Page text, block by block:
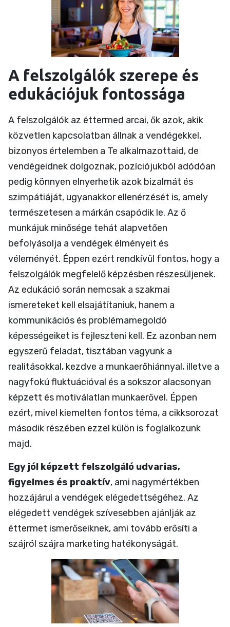
A felszolgálók szerepe és
edukációjuk fontossága
A felszolgálók az éttermed arcai, ők azok, akik
közvetlen kapcsolatban állnak a vendégekkel,
bizonyos értelemben a Te alkalmazottaid, de
vendégeidnek dolgoznak, pozíciójukból adódóan
pedig könnyen elnyerhetik azok bizalmát és
szimpátiáját, ugyanakkor ellenérzését is, amely
természetesen a márkán csapódik le. Az ő
munkájuk minősége tehát alapvetően
befolyásolja a vendégek élményeit és
véleményét. Éppen ezért rendkívül fontos, hogy a
felszolgálók megfelelő képzésben részesüljenek.
Az edukáció során nemcsak a szakmai
ismereteket kell elsajátítaniuk, hanem a
kommunikációs és problémamegoldó
képességeiket is fejleszteni kell. Ez azonban nem
egyszerű feladat, tisztában vagyunk a
realitásokkal, kezdve a munkaerőhiánnyal, illetve a
nagyfokú fluktuációval és a sokszor alacsonyan
képzett és motiválatlan munkaerővel. Éppen
ezért, mivel kiemelten fontos téma, a cikksorozat
második részében ezzel külön is foglalkozunk
majd.
Egy jól képzett felszolgáló udvarias,
figyelmes és proaktív, ami nagymértékben
hozzájárul a vendégek elégedettségéhez. Az
elégedett vendégek szívesebben ajánlják az
éttermet ismerőseiknek, ami tovább erősíti a
szájról szájra marketing hatékonyságát.